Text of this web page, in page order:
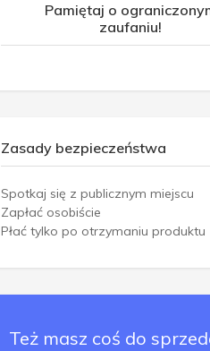
Pamiętaj o
zaufaniu!
Zasady bezpieczeństwa
Spotkaj się z publicznym miejscu
Zapłać osobiście
Płać tylko po otrzymaniu produktu
Też masz coś do